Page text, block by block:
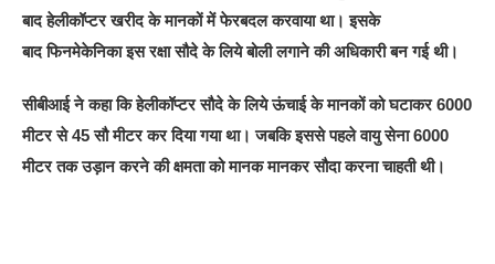
बाद हेलीकॉप्टर खरीद के मानकों में फेरबदल करवाया था। इसके
बाद फिनमेकेनिका इस रक्षा सौदे के लिये बोली लगाने की अधिकारी बन गई थी।
सीबीआई ने कहा कि हेलीकॉप्टर सौदे के लिये ऊंचाई के मानकों को घटाकर 6000
मीटर से 45 सौ मीटर कर दिया गया था। जबकि इससे पहले वायु सेना 6000
मीटर तक उड़ान करने की क्षमता को मानक मानकर सौदा करना चाहती थी।